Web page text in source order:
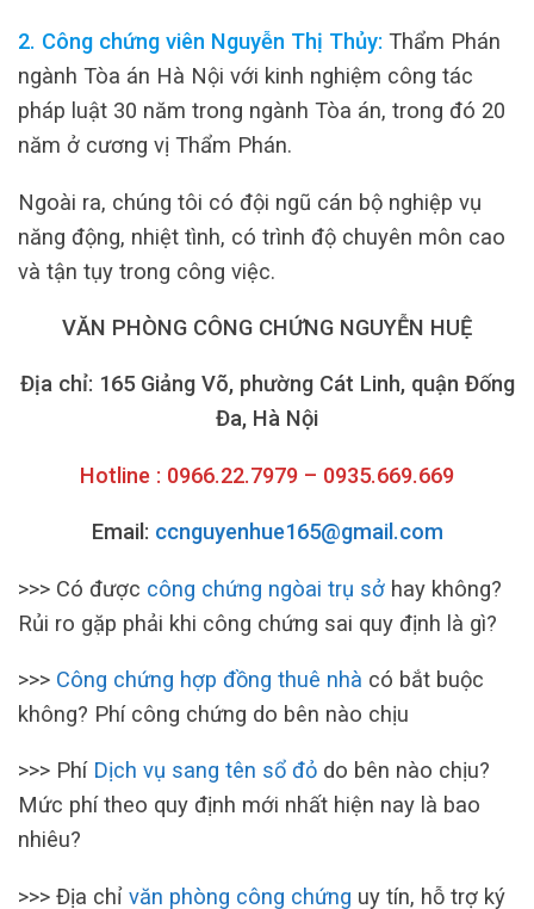
2. Công chứng viên Nguyễn Thị Thủy: Thẩm Phán
ngành Tòa án Hà Nội với kinh nghiệm công tác
pháp luật 30 năm trong ngành Tòa án, trong đó 20
năm ở cương vị Thẩm Phán.
Ngoài ra, chúng tôi có đội ngũ cán bộ nghiệp vụ
năng động, nhiệt tình, có trình độ chuyên môn cao
và tận tụy trong công việc.
VĂN PHÒNG CÔNG CHỨNG NGUYỄN HUỆ
Địa chỉ: 165 Giảng Võ, phường Cát Linh, quận Đống
Đa, Hà Nội
Hotline : 0966.22.7979 – 0935.669.669
Email: ccnguyenhue165@gmail.com
>>> Có được công chứng ngòai trụ sở hay không?
Rủi ro gặp phải khi công chứng sai quy định là gì?
>>> Công chứng hợp đồng thuê nhà có bắt buộc
không? Phí công chứng do bên nào chịu
>>> Phí Dịch vụ sang tên sổ đỏ do bên nào chịu?
Mức phí theo quy định mới nhất hiện nay là bao
nhiêu?
>>> Địa chỉ văn phòng công chứng uy tín, hỗ trợ ký